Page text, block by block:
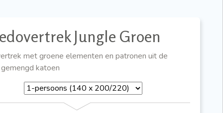
Jungle Groen
met groene elementen en patronen uit de
katoen